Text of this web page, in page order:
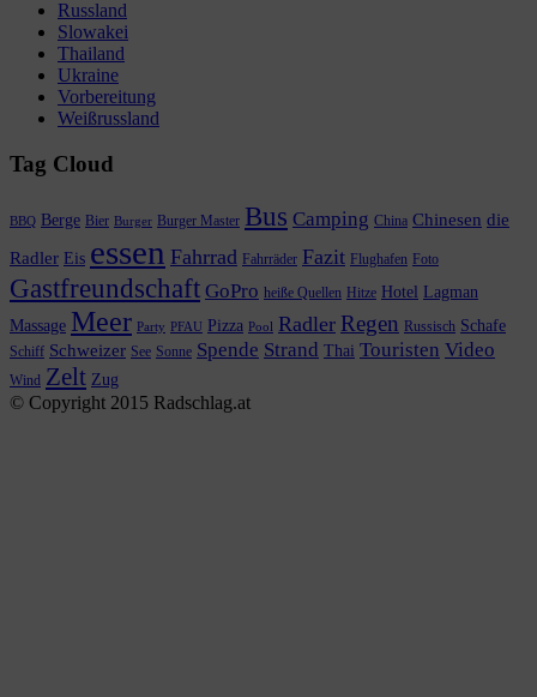
Russland
Slowakei
Thailand
Ukraine
Vorbereitung
Weißrussland
Tag Cloud
BBQ Berge Bier Burger Burger Master Bus Camping China Chinesen die
Radler Eis essen Fahrrad Fahrräder Fazit Flughafen Foto
Gastfreundschaft GoPro heiße Quellen Hitze Hotel
Lagman
Massage Meer Party PFAU Pizza Pool Radler Regen Russisch Schafe
Schiff Schweizer See Sonne Spende Strand Thai Touristen Video
Wind Zelt Zug
© Copyright 2015 Radschlag.at